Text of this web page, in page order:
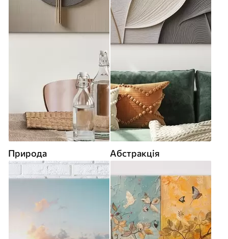
Природа Абстракція